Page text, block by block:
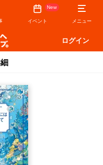
New
イベント メニュー
ログイン